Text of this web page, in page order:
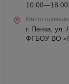
10:00—18:00
Место
г. Пенза, ул.
ФГБОУ ВО